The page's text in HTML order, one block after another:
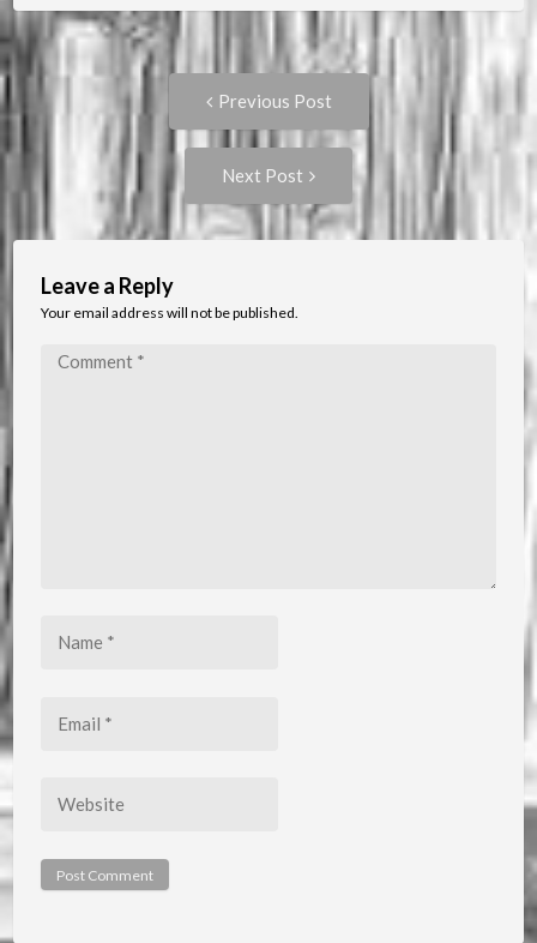
Post
navigation
Previous Post
Next Post
Post:
Leave a Reply
Your email address will not be published.
Comment